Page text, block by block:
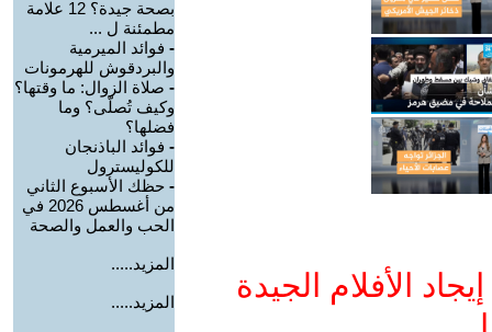
الأفلام الجيدة
بصحة جيدة؟ 12 علامة
مطمئنة ل ...
- فوائد الميرمية
والبردقوش للهرمونات
- صلاة الزوال: ما وقتها؟
وكيف تُصلّى؟ وما
فضلها؟
- فوائد الباذنجان
للكوليسترول
- حظك الأسبوع الثاني
من أغسطس 2026 في
الحب والعمل والصحة
المزيد.....
المزيد.....